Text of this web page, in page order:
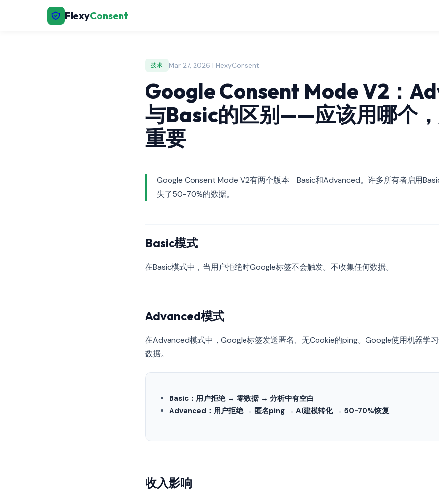
FlexyConsent
技术 Mar 27, 2026 | FlexyConsent
Google Consent Mode V2：
与Basic的区别——应该用哪个
重要
Google Consent Mode V2有两个版本：Basic和Advanced。许多所有者启用
失了50-70%的数据。
Basic模式
在Basic模式中，当用户拒绝时Google标签不会触发。不收集任何数据。
Advanced模式
在Advanced模式中，Google标签发送匿名、无Cookie的ping。Google使用机器学
数据。
Basic：用户拒绝 → 零数据 → 分析中有空白
Advanced：用户拒绝 → 匿名ping → AI建模转化 → 50-70%恢复
收入影响